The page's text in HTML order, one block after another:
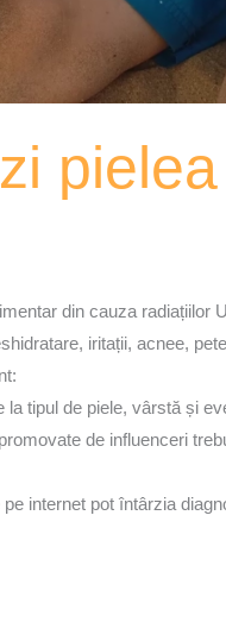
din cauza
iritații, acnee,
tipul de piele, vârstă și
de influenceri
internet pot întârzia